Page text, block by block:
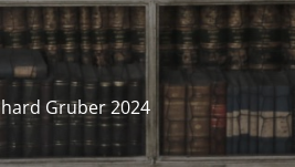
Gruber 2024